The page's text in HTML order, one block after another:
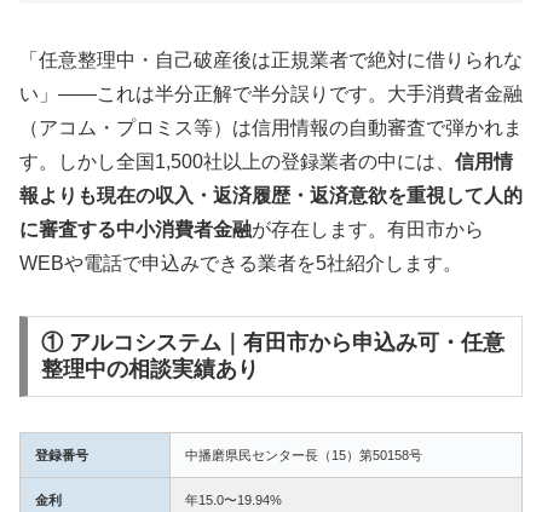
「任意整理中・自己破産後は正規業者で絶対に借りられな
い」——これは半分正解で半分誤りです。大手消費者金融
（アコム・プロミス等）は信用情報の自動審査で弾かれま
す。しかし全国1,500社以上の登録業者の中には、 信用情
報よりも現在の収入・返済履歴・返済意欲を重視して人的
に審査する中小消費者金融が存在します。有田市から
WEBや電話で申込みできる業者を5社紹介します。
① アルコシステム｜有田市から申込み可・任意
整理中の相談実績あり
登録番号 中播磨県民センター長（15）第50158号
金利 年15.0〜19.94%